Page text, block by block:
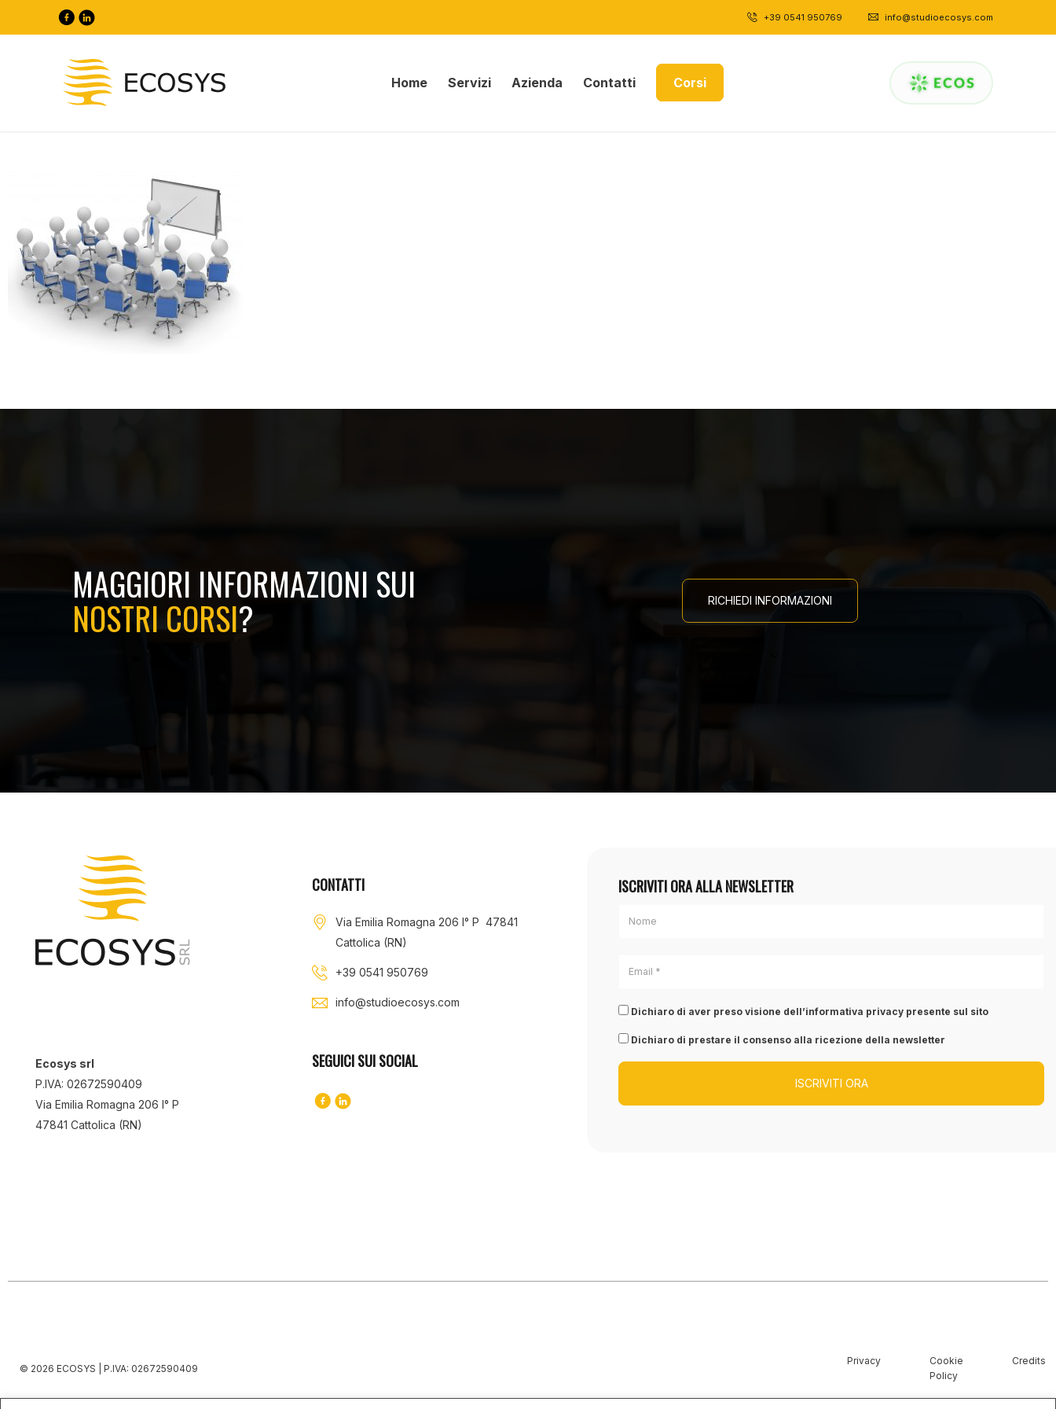
+39 0541 950769 info@studioecosys.com
Home Servizi Azienda Contatti Corsi
MAGGIORI INFORMAZIONI SUI
NOSTRI CORSI? RICHIEDI INFORMAZIONI
Ecosys srl
P.IVA: 02672590409
Via Emilia Romagna 206 I° P
47841 Cattolica (RN)
CONTATTI
Via Emilia Romagna 206 I° P 47841
Cattolica (RN)
+39 0541 950769
info@studioecosys.com
SEGUICI SUI SOCIAL
ISCRIVITI ORA ALLA NEWSLETTER
Dichiaro di aver preso visione dell’informativa privacy presente sul sito
Dichiaro di prestare il consenso alla ricezione della newsletter
© 2026 ECOSYS | P.IVA: 02672590409
Privacy
Cookie
Policy
Credits